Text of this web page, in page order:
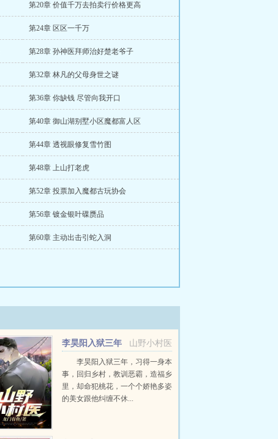
第20章 价值千万去拍卖行价格更高
第24章 区区一千万
第28章 孙神医拜师治好楚老爷子
第32章 林凡的父母身世之谜
第36章 你缺钱 尽管向我开口
第40章 御山湖别墅小区魔都富人区
第44章 透视眼修复雪竹图
第48章 上山打老虎
第52章 投票加入魔都古玩协会
第56章 镀金银叶碟赝品
第60章 主动出击引蛇入洞
山野小村医
李昊阳入狱三年
小说李昊阳入狱三年，习得一身本
事，回归乡村，教训恶霸，造福乡
里，却命犯桃花，一个个娇艳多姿
的美女跟他纠缠不休...